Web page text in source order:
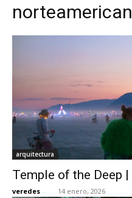
arquitectura
Temple of the Deep
veredes - 14 enero, 2026